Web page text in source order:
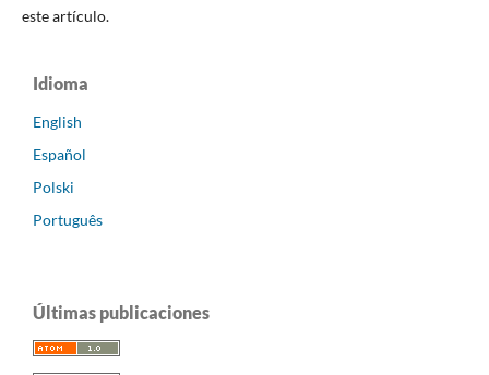
este artículo.
Idioma
English
Español
Polski
Português
Últimas publicaciones